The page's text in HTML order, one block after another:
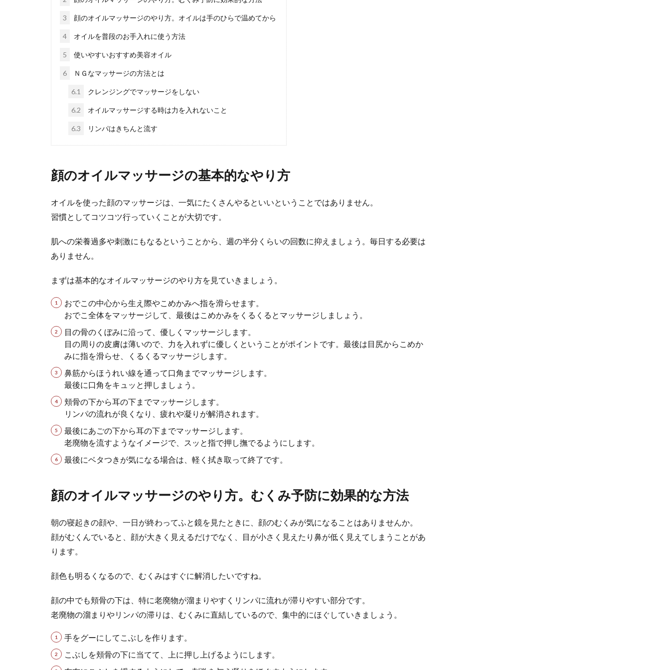
爪の甘皮処理で足をキレイに保つコツと正しいケア方法とは
爪の甘皮処理を行うことは、足の爪でもスッキリさせてくれます。 足の爪の甘皮処理をするこ
着物のショールのマナーを紹介！ショールの意味を知って和装美人
卒業式や卒園式、または成人式などで着物を着る際に、寒い時期ですとショールを羽織ることも
ノースリーブの二の腕は羽織ものでカバー！オシャレの楽しみ方
ね。せっかくノー...
体重をキープする方法は？理想の体重を維持するためにできること
ダイエットをして理想の体重になったら、ずっとその体重をキープしていたいと思いますよね。
体重をキープす...
出産や子育てを経験していることが多いアラフォー主婦の皆さんの中には、自分にはどんなファ
ッションが似合...
3 顔のオイルマッサージのやり方。オイルは手のひらで温めてから
4 オイルを普段のお手入れに使う方法
5 使いやすいおすすめ美容オイル
6 ＮＧなマッサージの方法とは
6.1 クレンジングでマッサージをしない
6.2 オイルマッサージする時は力を入れないこと
6.3 リンパはきちんと流す
顔のオイルマッサージの基本的なやり方
オイルを使った顔のマッサージは、一気にたくさんやるといいということではありません。
習慣としてコツコツ行っていくことが大切です。
肌への栄養過多や刺激にもなるということから、週の半分くらいの回数に抑えましょう。毎日する必要は
ありません。
まずは基本的なオイルマッサージのやり方を見ていきましょう。
おでこの中心から生え際やこめかみへ指を滑らせます。
おでこ全体をマッサージして、最後はこめかみをくるくるとマッサージしましょう。
目の骨のくぼみに沿って、優しくマッサージします。
目の周りの皮膚は薄いので、力を入れずに優しくということがポイントです。最後は目尻からこめか
みに指を滑らせ、くるくるマッサージします。
鼻筋からほうれい線を通って口角までマッサージします。
最後に口角をキュッと押しましょう。
頬骨の下から耳の下までマッサージします。
リンパの流れが良くなり、疲れや凝りが解消されます。
最後にあごの下から耳の下までマッサージします。
老廃物を流すようなイメージで、スッと指で押し撫でるようにします。
最後にベタつきが気になる場合は、軽く拭き取って終了です。
顔のオイルマッサージのやり方。むくみ予防に効果的な方法
朝の寝起きの顔や、一日が終わってふと鏡を見たときに、顔のむくみが気になることはありませんか。
顔がむくんでいると、顔が大きく見えるだけでなく、目が小さく見えたり鼻が低く見えてしまうことがあ
ります。
顔色も明るくなるので、むくみはすぐに解消したいですね。
顔の中でも頬骨の下は、特に老廃物が溜まりやすくリンパに流れが滞りやすい部分です。
老廃物の溜まりやリンパの滞りは、むくみに直結しているので、集中的にほぐしていきましょう。
手をグーにしてこぶしを作ります。
こぶしを頬骨の下に当てて、上に押し上げるようにします。